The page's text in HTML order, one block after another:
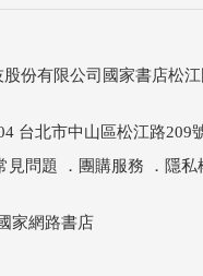
股份有限公司國家書店松
台北市中山區松江路209
見問題 ． 團購服務 ． 隱私
家網路書店